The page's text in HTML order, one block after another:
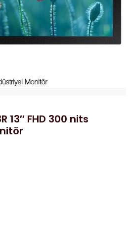
13″ FHD 300 nits